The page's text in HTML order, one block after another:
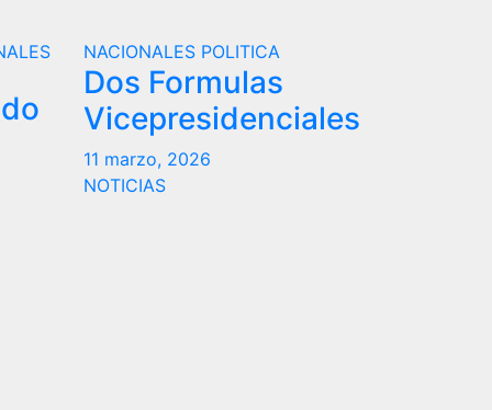
NACIONALES POLITICA
Dos Formulas
Vicepresidenciales
11 marzo, 2026
NOTICIAS